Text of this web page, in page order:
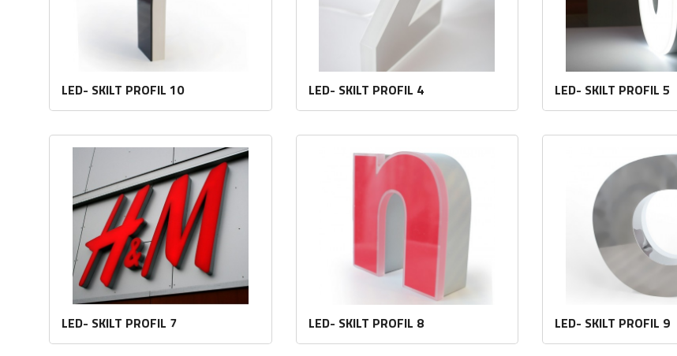
LED- SKILT PROFIL 10
Les mer
LED- SKILT PROFIL 4
Les mer
LED- SKILT PROFIL 5
LED- SKILT PROFIL 7 LED- SKILT PROFIL 8 LED- SKILT PROFIL 9